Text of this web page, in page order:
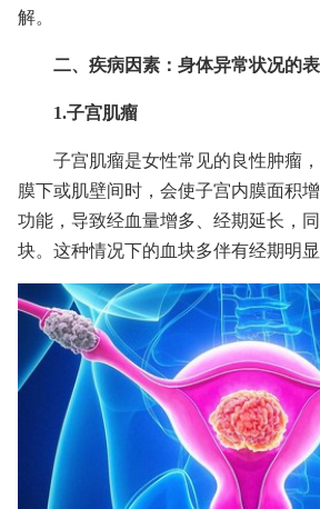
解。
二、疾病因素：身体异常状况的
1.子宫肌瘤
子宫肌瘤是女性常见的良性肿瘤
膜下或肌壁间时，会使子宫内膜面积
功能，导致经血量增多、经期延长，
块。这种情况下的血块多伴有经期明